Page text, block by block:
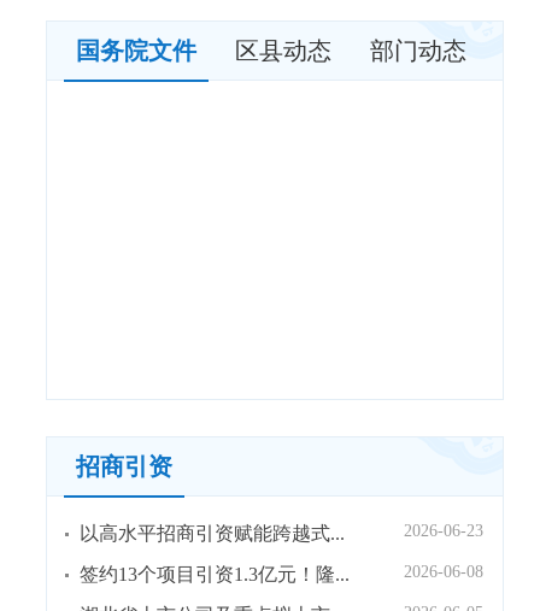
国务院文件 区县动态 部门动态
招商引资
以高水平招商引资赋能跨越式... 2026-06-23
签约13个项目引资1.3亿元！隆... 2026-06-08